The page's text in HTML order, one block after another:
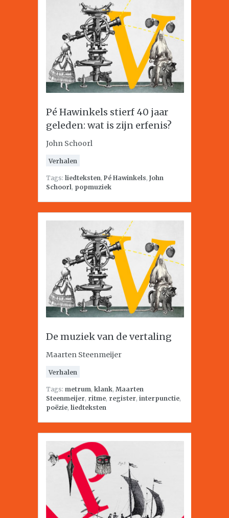
Pé Hawinkels stierf 40 jaar
geleden: wat is zijn erfenis?
John Schoorl
Verhalen
Tags: liedteksten, Pé Hawinkels, John
Schoorl, popmuziek
De muziek van de vertaling
Maarten Steenmeijer
Verhalen
Tags: metrum, klank, Maarten
Steenmeijer, ritme, register, interpunctie,
poëzie, liedteksten